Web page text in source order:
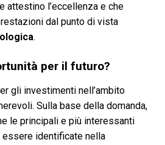
attestino l’eccellenza e che
dal punto di vista
.
per il futuro?
gli investimenti nell’ambito
Sulla base della domanda,
le principali e più interessanti
identificate nella